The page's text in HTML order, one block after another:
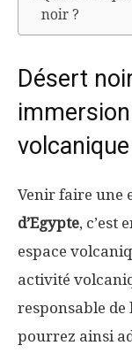
noir ?
Désert
volcanique
Venir faire une
d’Egypte, c’est
espace
activité
responsable de
pourrez ainsi